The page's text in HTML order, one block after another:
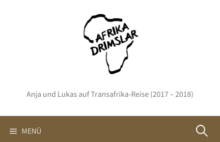
Anja und Lukas auf Transafrika-Reise (2017 – 2018)
MENÜ Suchen